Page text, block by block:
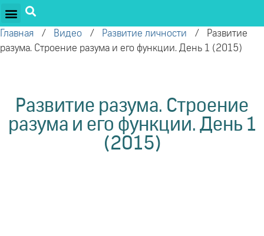
Главная / Видео / Развитие личности /
Развитие
разума. Строение разума и его функции. День 1 (2015)
Развитие разума. Строение
разума и его функции. День 1
(2015)